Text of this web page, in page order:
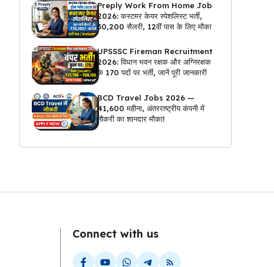
Preply Work From Home Job
2026: कस्टमर केयर स्पेशलिस्ट भर्ती,
₹30,200 सैलरी, 12वीं पास के लिए मौका
UPSSSC Fireman Recruitment
2026: विधान भवन रक्षक और अग्निरक्षक
के 170 पदों पर भर्ती, जानें पूरी जानकारी
BCD Travel Jobs 2026 —
₹41,600 महीना, अंतरराष्ट्रीय कंपनी में
नौकरी का शानदार मौका!
Connect with us